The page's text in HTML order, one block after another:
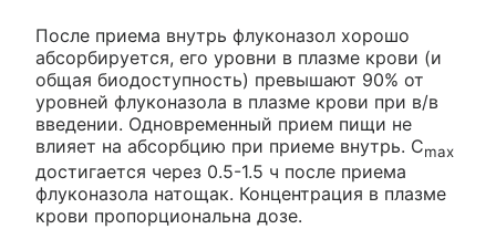
После приема внутрь флуконазол хорошо
абсорбируется, его уровни в плазме крови (и
общая биодоступность) превышают 90% от
уровней флуконазола в плазме крови при в/в
введении. Одновременный прием пищи не
влияет на абсорбцию при приеме внутрь. Cmax
достигается через 0.5-1.5 ч после приема
флуконазола натощак. Концентрация в плазме
крови пропорциональна дозе.